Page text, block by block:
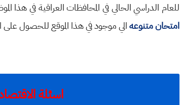
للعام الدراسي الحالي في المحافظات العراقية في
امتحان متنوعهالي موجود في هذا الموقع للحصول على
اسئلة الاقتصاد 2020 سادس علمي تطبيقي نصف